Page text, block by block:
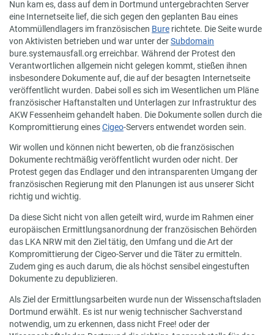
Nun kam es, dass auf dem in Dortmund untergebrachten Server
eine Internetseite lief, die sich gegen den geplanten Bau eines
Atommüllendlagers im französischen Bure richtete. Die Seite wurde
von Aktivisten betrieben und war unter derSubdomain
bure.systemausfall.org erreichbar. Während der Protest den
Verantwortlichen allgemein nicht gelegen kommt, stießen ihnen
insbesondere Dokumente auf, die auf der besagten Internetseite
veröffentlicht wurden. Dabei soll es sich im Wesentlichen um Pläne
französischer Haftanstalten und Unterlagen zur Infrastruktur des
AKW Fessenheim gehandelt haben. Die Dokumente sollen durch die
Kompromittierung einesCigeo-Servers entwendet worden sein.
Wir wollen und können nicht bewerten, ob die französischen
Dokumente rechtmäßig veröffentlicht wurden oder nicht. Der
Protest gegen das Endlager und den intransparenten Umgang der
französischen Regierung mit den Planungen ist aus unserer Sicht
richtig und wichtig.
Da diese Sicht nicht von allen geteilt wird, wurde im Rahmen einer
europäischen Ermittlungsanordnung der französischen Behörden
das LKA NRW mit den Ziel tätig, den Umfang und die Art der
Kompromittierung der Cigeo-Server und die Täter zu ermitteln.
Zudem ging es auch darum, die als höchst sensibel eingestuften
Dokumente zu depublizieren.
Als Ziel der Ermittlungsarbeiten wurde nun der Wissenschaftsladen
Dortmund erwählt. Es ist nur wenig technischer Sachverstand
notwendig, um zu erkennen, dass nicht Free! oder der